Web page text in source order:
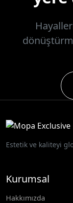
Estetik ve kaliteyi
Kurumsal
Hakkımızda